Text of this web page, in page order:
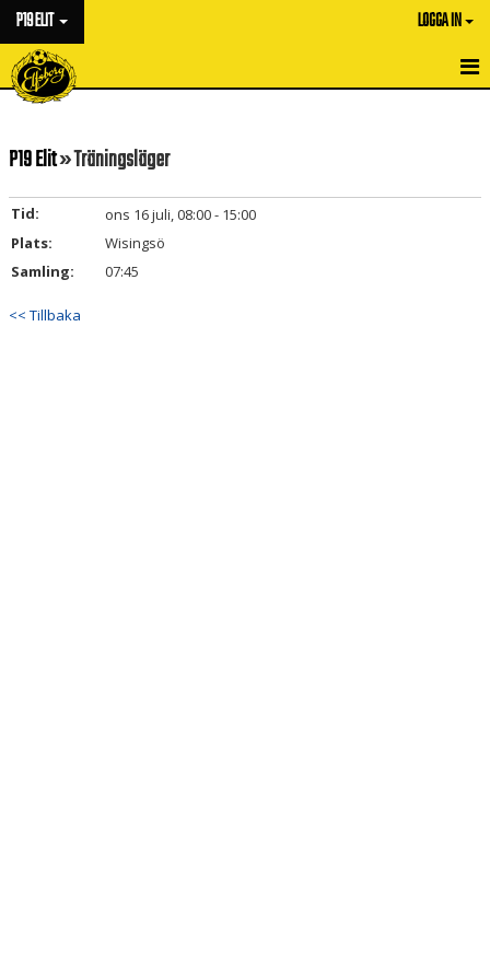
P19 ELIT LOGGA IN
HEM
NYHETER
KALENDER
MATCHER
P19 Elit» Träningsläger
Tid:
ons 16 juli, 08:00 - 15:00
Plats:
Wisingsö
Samling:
07:45
<< Tillbaka